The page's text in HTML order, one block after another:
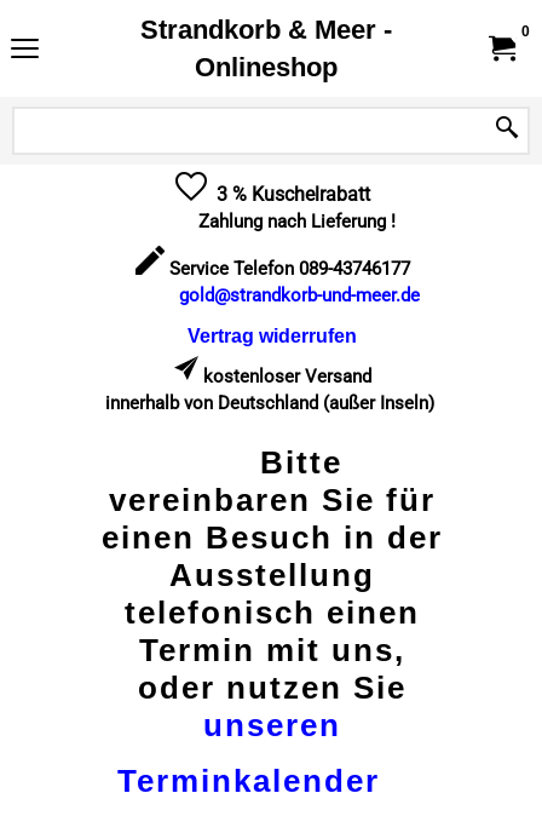
Strandkorb & Meer -
Onlineshop
0
3 % Kuschelrabatt
Zahlung nach Lieferung !
Service Telefon 089-43746177
gold@strandkorb-und-meer.de
Vertrag widerrufen
kostenloser Versand
innerhalb von Deutschland (außer Inseln)
Bitte
vereinbaren Sie für
einen Besuch in der
Ausstellung
telefonisch einen
Termin mit uns,
oder nutzen Sie
unseren
Terminkalender